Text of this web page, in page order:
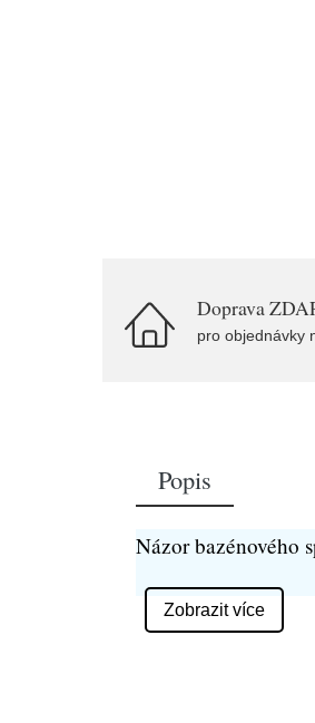
Doprava
pro objednávky
Popis
Názor bazénového
Zobrazit více